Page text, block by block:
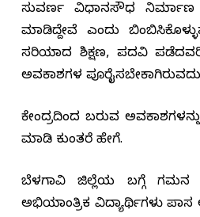
ಸುವರ್ಣ ವಿಧಾನಸೌಧ
ಮಾಡಿದ್ದೇವೆ ಎಂದು
ಸರಿಯಾದ ಶಿಕ್ಷಣ, ಪದವಿ
ಅವಕಾಶಗಳ
ಕೇಂದ್ರದಿಂದ ಬರುವ
ಮಾಡಿ ಕುಂತರೆ ಹೇಗೆ.
ಬೆಳಗಾವಿ ಜಿಲ್ಲೆಯ ಬಗ್ಗೆ ಗಮನ
ಅಭಿಯಾಂತ್ರಿಕ ವಿದ್ಯಾರ್ಥಿಗಳು